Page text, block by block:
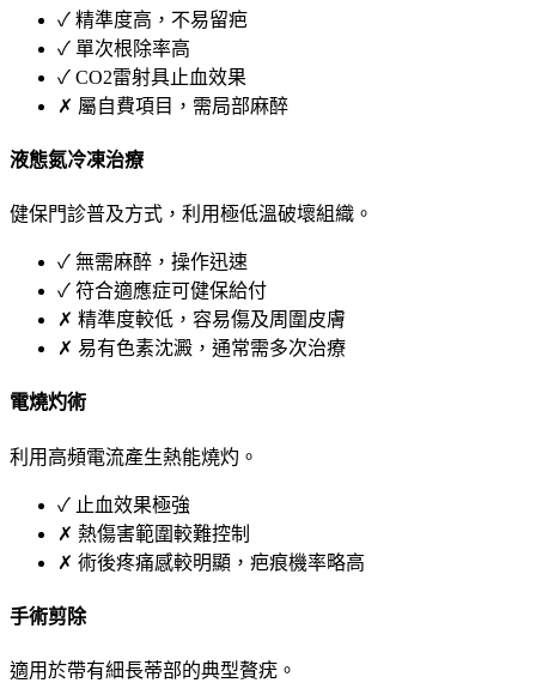
✓ 精準度高，不易留疤
✓ 單次根除率高
✓ CO2雷射具止血效果
✗ 屬自費項目，需局部麻醉
液態氮冷凍治療
健保門診普及方式，利用極低溫破壞組織。
✓ 無需麻醉，操作迅速
✓ 符合適應症可健保給付
✗ 精準度較低，容易傷及周圍皮膚
✗ 易有色素沈澱，通常需多次治療
電燒灼術
利用高頻電流產生熱能燒灼。
✓ 止血效果極強
✗ 熱傷害範圍較難控制
✗ 術後疼痛感較明顯，疤痕機率略高
手術剪除
適用於帶有細長蒂部的典型贅疣。